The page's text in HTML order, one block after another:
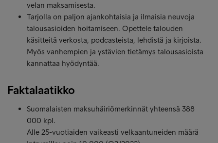
velan maksamisesta.
Tarjolla on paljon ajankohtaisia ja ilmaisia neuvoja
talousasioiden hoitamiseen. Opettele talouden
käsitteitä verkosta, podcasteista, lehdistä ja kirjoista.
Myös vanhempien ja ystävien tietämys talousasioista
kannattaa hyödyntää.
Faktalaatikko
Suomalaisten maksuhäiriömerkinnät yhteensä 388
000 kpl.
Alle 25-vuotiaiden vaikeasti velkaantuneiden määrä